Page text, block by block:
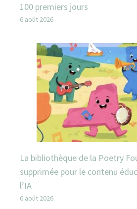
100 premiers jours
6 août 2026
La bibliothèque de la Poetry
supprimée pour le contenu
l’IA
6 août 2026